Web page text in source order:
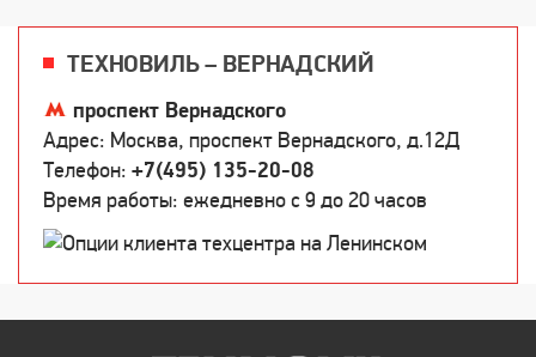
ТЕХНОВИЛЬ – ВЕРНАДСКИЙ
проспект Вернадского
Адрес: Москва, проспект Вернадского, д.12Д
Телефон: +7(495) 135-20-08
Время работы: ежедневно c 9 до 20 часов